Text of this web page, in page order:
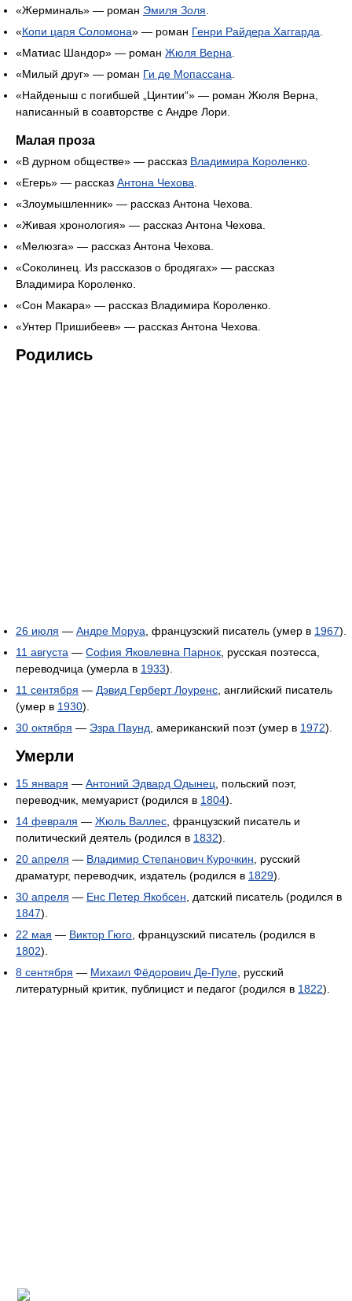
«Жерминаль» — роман Эмиля Золя
«Копи царя Соломона» — роман Генри Райдера Хаггарда
«Матиас Шандор» — роман Жюля Верна
«Милый друг» — роман Ги де Мопассана
«Найденыш с погибшей „Цинтии“» — роман Жюля Верна,
написанный в соавторстве с Андре Лори.
Малая проза
«В дурном обществе» — рассказ Владимира Короленко
«Егерь» — рассказ Антона Чехова
«Злоумышленник» — рассказ Антона Чехова.
«Живая хронология» — рассказ Антона Чехова.
«Мелюзга» — рассказ Антона Чехова.
«Соколинец. Из рассказов о бродягах» — рассказ
Владимира Короленко.
«Сон Макара» — рассказ Владимира Короленко.
«Унтер Пришибеев» — рассказ Антона Чехова.
Родились
26 июля — Андре Моруа , французский писатель (умер в 1967).
11 августа — София Яковлевна Парнок , русская поэтесса,
переводчица (умерла в 1933).
11 сентября — Дэвид Герберт Лоуренс , английский писатель
(умер в 1930).
30 октября — Эзра Паунд , американский поэт (умер в 1972).
Умерли
15 января — Антоний Эдвард Одынец , польский поэт,
переводчик, мемуарист (родился в 1804).
14 февраля — Жюль Валлес , французский писатель и
политический деятель (родился в 1832).
20 апреля — Владимир Степанович Курочкин , русский
драматург, переводчик, издатель (родился в 1829).
30 апреля — Енс Петер Якобсен , датский писатель (родился в
1847).
22 мая — Виктор Гюго , французский писатель (родился в
1802).
8 сентября — Михаил Фёдорович Де-Пуле , русский
литературный критик, публицист и педагог (родился в 1822).